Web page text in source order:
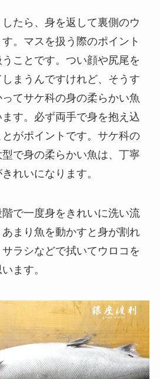
したら、身を返して裏側のウ
。マスを扱う際のポイント
ことです。つい顔や尻尾を
まうんですけれど、そうす
てサケ科の身の柔らかい魚
す。必ず両手で身を抱え込
がポイントです。サケ科の
で身の柔らかい魚は、丁寧
れいになります。
で一度身をきれいに洗い流
まり魚を動かすと身が割れ
ラシなどで拭いてウロコを
ます。